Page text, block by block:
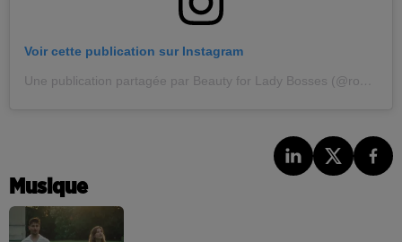
Voir cette publication sur Instagram
Musique